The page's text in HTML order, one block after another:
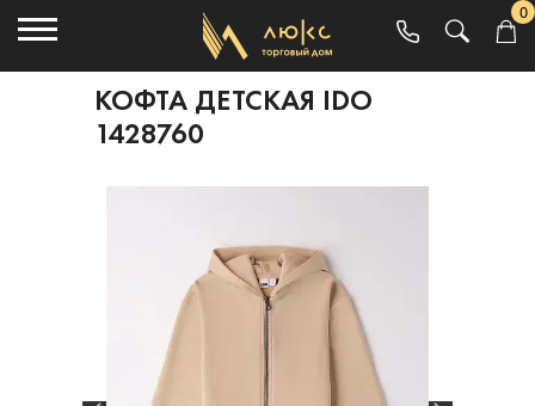
0
КОФТА ДЕТСКАЯ IDO
1428760